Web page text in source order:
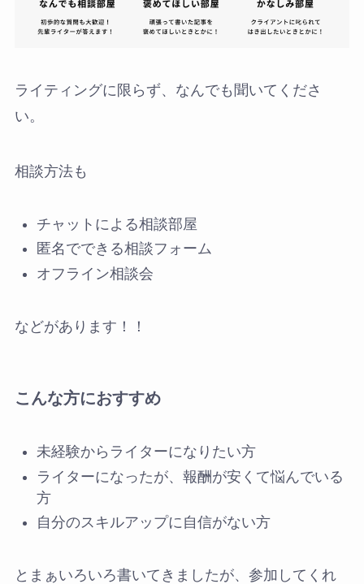
ライティングに限らず、なんでも聞いてくださ
い。
相談方法も
チャットによる相談部屋
匿名でできる相談フォーム
オフライン相談会
などがあります！！
こんな方におすすめ
未経験からライターになりたい方
ライターになったが、報酬が安くて悩んでいる
方
自分のスキルアップに自信がない方
とまぁいろいろ書いてきましたが、参加してくれ